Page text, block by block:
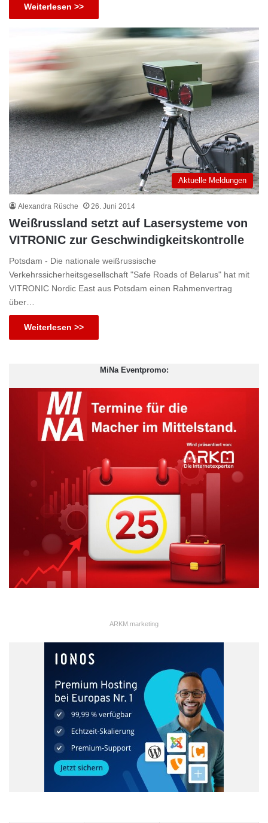
Weiterlesen >>
Aktuelle Meldungen
Alexandra Rüsche 26. Juni 2014
Weißrussland setzt auf Lasersysteme von
VITRONIC zur Geschwindigkeitskontrolle
Potsdam - Die nationale weißrussische
Verkehrssicherheitsgesellschaft "Safe Roads of Belarus" hat mit
VITRONIC Nordic East aus Potsdam einen Rahmenvertrag
über…
Weiterlesen >>
MiNa Eventpromo:
ARKM.marketing